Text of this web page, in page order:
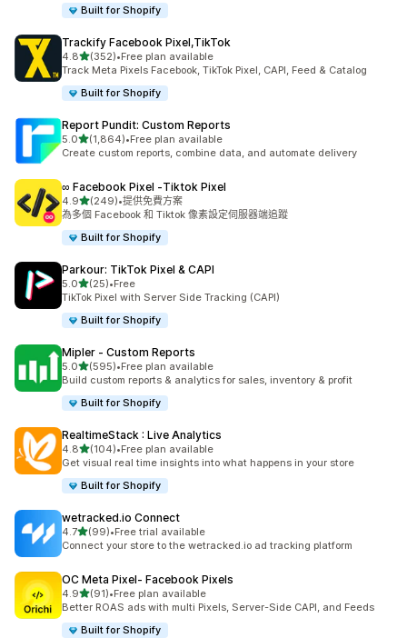
Built for Shopify
Trackify Facebook Pixel,TikTok
4.8滿分 5 顆星
(352)
共有 352 則評價
•Free plan available
Track Meta Pixels Facebook, TikTok Pixel, CAPI, Feed & Catalog
Built for Shopify
Report Pundit: Custom Reports
5.0滿分 5 顆星
(1,864)
共有 1864 則評價
•Free plan available
Create custom reports, combine data, and automate delivery
∞ Facebook Pixel ‑Tiktok Pixel
4.9滿分 5 顆星
(249)
共有 249 則評價
•提供免費方案
為多個 Facebook 和 Tiktok 像素設定伺服器端追蹤
Built for Shopify
Parkour: TikTok Pixel & CAPI
5.0滿分 5 顆星
(25)
共有 25 則評價
•Free
TikTok Pixel with Server Side Tracking (CAPI)
Built for Shopify
Mipler ‑ Custom Reports
5.0滿分 5 顆星
(595)
共有 595 則評價
•Free plan available
Build custom reports & analytics for sales, inventory & profit
Built for Shopify
RealtimeStack : Live Analytics
4.8滿分 5 顆星
(104)
共有 104 則評價
•Free plan available
Get visual real time insights into what happens in your store
Built for Shopify
wetracked.io Connect
4.7滿分 5 顆星
(99)
共有 99 則評價
•Free trial available
Connect your store to the wetracked.io ad tracking platform
OC Meta Pixel‑ Facebook Pixels
4.9滿分 5 顆星
(91)
共有 91 則評價
•Free plan available
Better ROAS ads with multi Pixels, Server-Side CAPI, and Feeds
Built for Shopify